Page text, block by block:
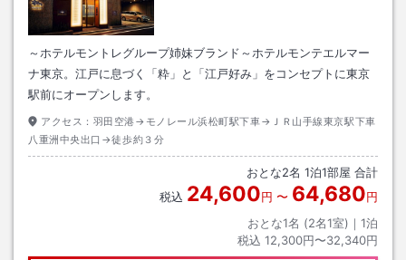
～ホテルモントレグループ姉妹ブランド～ホテルモンテエルマー
ナ東京。江戸に息づく「粋」と「江戸好み」をコンセプトに東京
駅前にオープンします。
アクセス： 羽田空港→モノレール浜松町駅下車→ＪＲ山手線東京駅下車
八重洲中央出口→徒歩約３分
おとな2名 1泊1部屋 合計
税込 24,600円 〜 64,680円
おとな1名 (2名1室)｜ 1泊
税込 12,300円〜32,340円